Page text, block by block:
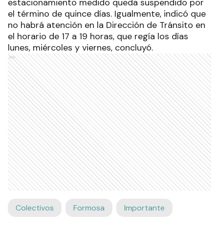
estacionamiento medido queda suspendido por
el término de quince días. Igualmente, indicó que
no habrá atención en la Dirección de Tránsito en
el horario de 17 a 19 horas, que regía los días
lunes, miércoles y viernes, concluyó.
Ads
Colectivos Formosa Importante